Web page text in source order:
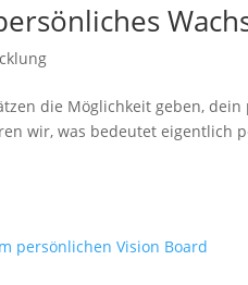
die Möglichkeit geben,
wir, was bedeutet eigentlich